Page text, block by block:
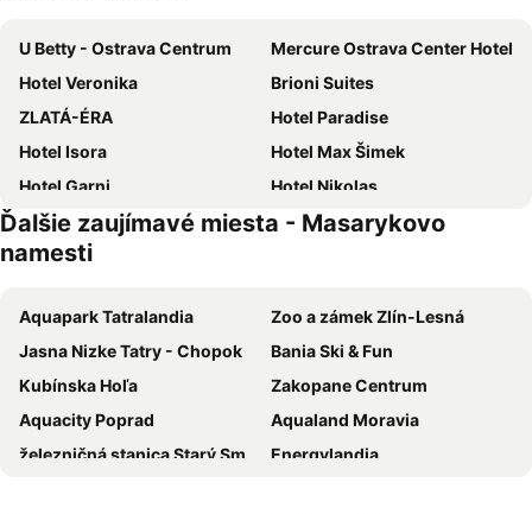
U Betty - Ostrava Centrum
Mercure Ostrava Center Hotel
Hotel Veronika
Brioni Suites
ZLATÁ-ÉRA
Hotel Paradise
Hotel Isora
Hotel Max Šimek
Hotel Garni
Hotel Nikolas
Hotel Corrado
Harmony Club Hotel
Imperial Hotel Ostrava
Hotel Garni Orlova
Quality Hotel Ostrava City
Hotel Richtr
Hotel Taurus
Lowcost Hotel Ostrava
Hotel Villa Ostrava
Kampus Palace
Hostel Moravia Ostrava
Levné ubytování Ostrava
Hotel Sport
Ďalšie zaujímavé miesta - Masarykovo
namesti
Aquapark Tatralandia
Zoo a zámek Zlín-Lesná
Jasna Nizke Tatry - Chopok
Bania Ski & Fun
Kubínska Hoľa
Zakopane Centrum
Aquacity Poprad
Aqualand Moravia
železničná stanica Starý Smokovec
Energylandia